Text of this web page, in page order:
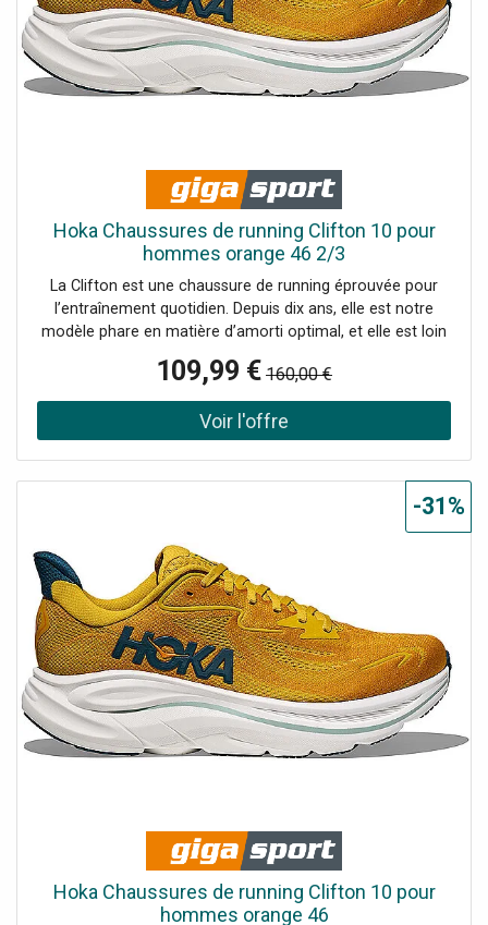
Hoka Chaussures de running Clifton 10 pour
hommes orange 46 2/3
La Clifton est une chaussure de running éprouvée pour
l’entraînement quotidien. Depuis dix ans, elle est notre
modèle phare en matière d’amorti optimal, et elle est loin
encore augmenté l’amorti, revitalisé la sensation sous le
pied et ajouté un drop supplémentaire de 3 mm. Bien sûr,
la Clifton 10 offre le même amorti ultraléger qui a rendu
ses prédécesseurs si populaires, mais avec un ajustement
du laçage pour empêcher la languette de glisser. Détails :
Maille jacquard Détails réfléchissants sur la tige
MetaRocker™ souple Active Foot Frame™ au talon
Semelle intermédiaire en CMEVA Semelle intérieure en
EVA moulée Caoutchouc résistant à l’abrasion Drop :
8 mm Poids : 278 g Nom de la couleur : Yellow Gold/Tidal
Wave
109,99 € 160,00 €
Hoka Chaussures de running Clifton 10 pour
hommes orange 46
-31%